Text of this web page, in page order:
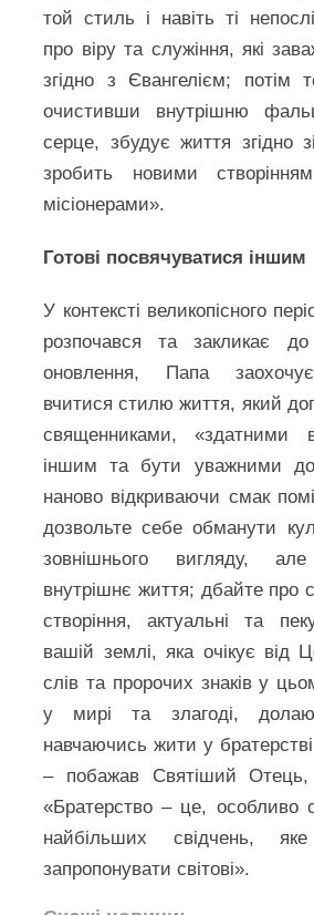
той стиль і навіть ті
про віру та служіння, які
згідно з Євангелієм;
очистивши внутрішню
серце, збудує життя згідно
зробить новими
місіонерами».
Готові посвячуватися іншим
У контексті великопісного
розпочався та закликає
оновлення, Папа заохочує
вчитися стилю життя, який
священниками, «здатними
іншим та бути уважними до
наново відкриваючи смак
дозвольте себе обманути
зовнішнього вигляду,
внутрішнє життя; дбайте про
створіння, актуальні та
вашій землі, яка очікує від
слів та пророчих знаків у
у мирі та злагоді,
навчаючись жити у
– побажав Святіший Отець,
«Братерство – це, особливо
найбільших свідчень,
запропонувати світові».